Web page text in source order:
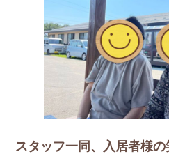
スタッフ一同、入居者様